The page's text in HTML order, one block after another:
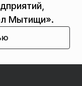
Мытищи».